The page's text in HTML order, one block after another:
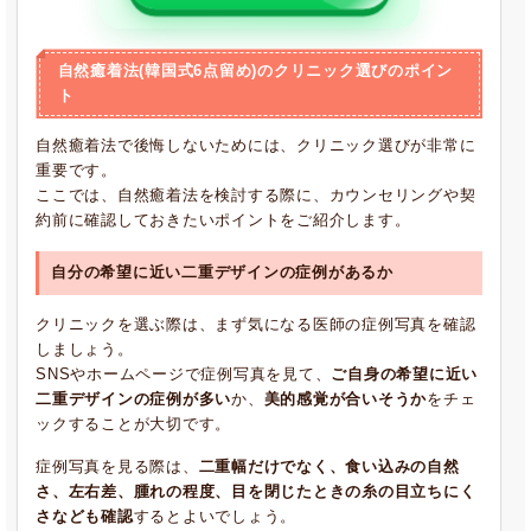
自然癒着法(韓国式6点留め)のクリニック選びのポイン
ト
自然癒着法で後悔しないためには、クリニック選びが非常に
重要です。
ここでは、自然癒着法を検討する際に、カウンセリングや契
約前に確認しておきたいポイントをご紹介します。
自分の希望に近い二重デザインの症例があるか
クリニックを選ぶ際は、まず気になる医師の症例写真を確認
しましょう。
SNSやホームページで症例写真を見て、 ご自身の希望に近い
二重デザインの症例が多いか、 美的感覚が合いそうかをチェ
ックすることが大切です。
症例写真を見る際は、 二重幅だけでなく、食い込みの自然
さ、左右差、腫れの程度、目を閉じたときの糸の目立ちにく
さなども確認するとよいでしょう。